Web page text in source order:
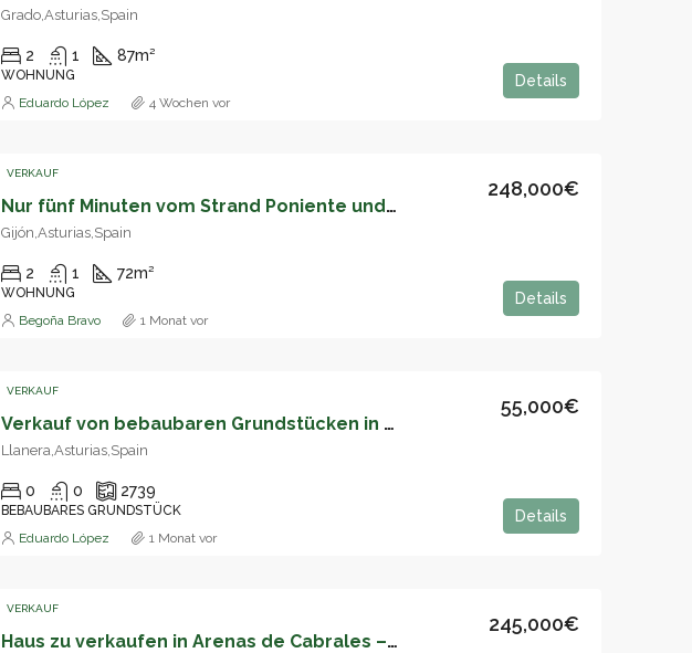
Grado,Asturias,Spain
2 1 87m²
WOHNUNG Details
Eduardo López 4 Wochen vor
VERKAUF
Nur fünf Minuten vom Strand Poniente und dem Zug entfernt. Bereit zum Einziehen – 05166
248,000€
Gijón,Asturias,Spain
2 1 72m²
WOHNUNG Details
Begoña Bravo 1 Monat vor
VERKAUF
Verkauf von bebaubaren Grundstücken in Tuernes el Grande, Llanera – 05163
55,000€
Llanera,Asturias,Spain
0 0 2739
BEBAUBARES GRUNDSTÜCK Details
Eduardo López 1 Monat vor
VERKAUF
Haus zu verkaufen in Arenas de Cabrales – 05161
245,000€